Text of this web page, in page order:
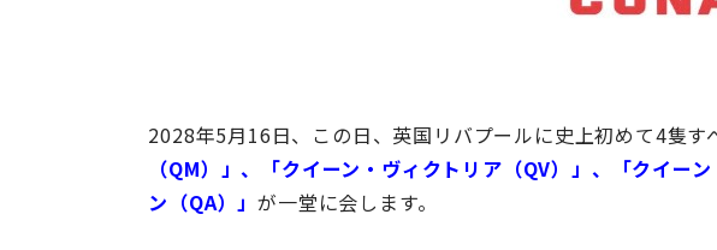
2028年5月16日、この日、英国リバプールに史上初めて4隻す
（QM）」、「クイーン・ヴィクトリア（QV）」、「クイー
ン（QA）」が一堂に会します。